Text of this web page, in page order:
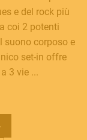
e del rock più
coi 2 potenti
suono corposo e
set-in offre
3 vie ...